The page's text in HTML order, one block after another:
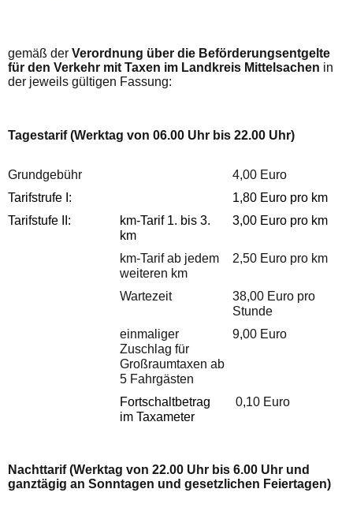
gemäß der Verordnung über die Beförderungsentgelte
für den Verkehr mit Taxen im Landkreis Mittelsachen in
der jeweils gültigen Fassung:
Tagestarif (Werktag von 06.00 Uhr bis 22.00 Uhr)
Grundgebühr
4,00 Euro
Tarifstrufe I:
1,80 Euro pro km
Tarifstufe II:
km-Tarif 1. bis 3.
km
3,00 Euro pro km
km-Tarif ab jedem
weiteren km
2,50 Euro pro km
Wartezeit
38,00 Euro pro
Stunde
einmaliger
Zuschlag für
Großraumtaxen ab
5 Fahrgästen
9,00 Euro
Fortschaltbetrag
im Taxameter
0,10 Euro
Nachttarif (Werktag von 22.00 Uhr bis 6.00 Uhr und
ganztägig an Sonntagen und gesetzlichen Feiertagen)